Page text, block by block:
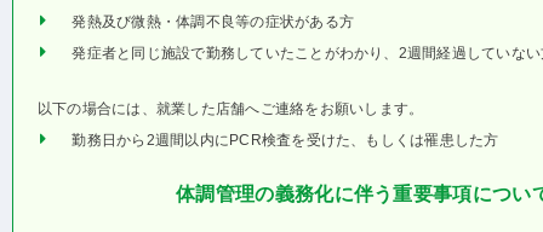
発熱及び微熱・体調不良等の症状がある方
発症者と同じ施設で勤務していたことがわかり、2週間経過していな
以下の場合には、就業した店舗へご連絡をお願いします。
勤務日から2週間以内にPCR検査を受けた、もしくは罹患した方
体調管理の義務化に伴う重要事項につい